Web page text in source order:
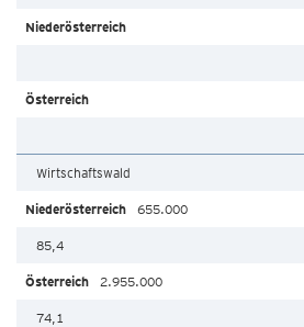
Wirtschaftswald
655.000
85,4
2.955.000
74,1